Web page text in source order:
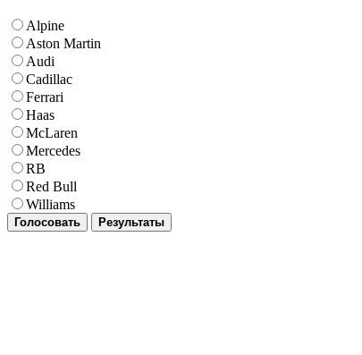
Alpine
Aston Martin
Audi
Cadillac
Ferrari
Haas
McLaren
Mercedes
RB
Red Bull
Williams
Голосовать Результаты